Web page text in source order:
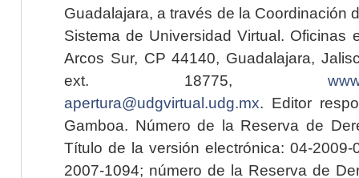
Guadalajara, a través de la Coordinación
Sistema de Universidad Virtual. Oficinas
Arcos Sur, CP 44140, Guadalajara,
ext. 18775,
apertura@udgvirtual.udg.mx. Editor
Gamboa. Número de la Reserva de
Título de la versión electrónica: 04-2009-
2007-1094; número de la Reserva de